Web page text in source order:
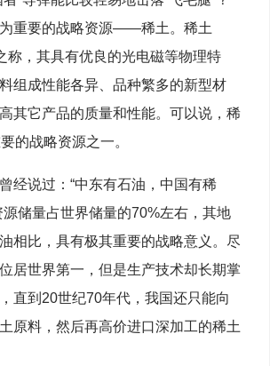
重要的战略资源——稀土。稀土
称，其具有优良的光电磁等物理特
组成性能各异、品种繁多的新型材
其它产品的质量和性能。可以说，稀
的战略资源之一。
经说过：“中东有石油，中国有稀
源储量占世界储量的70%左右，其地
相比，具有极其重要的战略意义。尽
居世界第一，但是生产技术却长期掌
直到20世纪70年代，我国还只能向
原料，然后再高价进口深加工的稀土